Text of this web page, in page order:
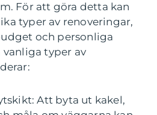
För att göra detta kan
typer av renoveringar,
och personliga
vanliga typer av
Att byta ut kakel,